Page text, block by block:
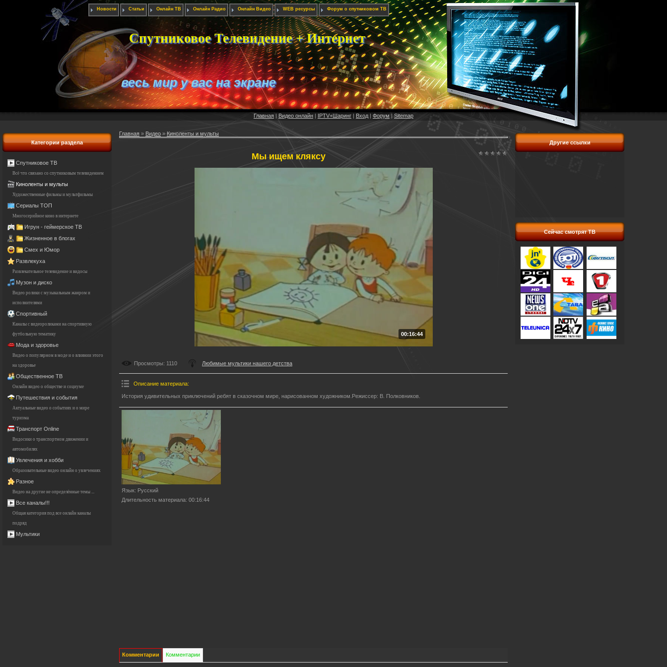
Новости Статьи Онлайн ТВ Онлайн Радио Онлайн Видео WEB ресурсы Форум о спутниковом ТВ
Спутниковое Телевидение + Интернет
весь мир у вас на экране
Главная | Видео онлайн | IPTV+Шаринг | Вход | Форум |Sitemap
Категории раздела
Спутниковое ТВ
Всё что связано со спутниковым телевидением
Киноленты и мульты
Художественные фильмы и мультфильмы
Сериалы ТОП
Многосерийное кино в интернете
Игрун - геймерское ТВ
Жизненное в блогах
Смех и Юмор
Развлекуха
Развлекательное телевидение и видосы
Музон и диско
Видео ролики с музыкальным жанром и
исполнителями
Спортивный
Каналы с видеороликами на спортивную
футбольную тематику
Мода и здоровье
Видео о популярном в моде и о влиянии этого
на здоровье
Общественное ТВ
Онлайн видео о обществе и социуме
Путешествия и события
Актуальные видео о событиях и о мире
туризма
Транспорт Online
Видосики о транспортном движении и
автомобилях
Увлечения и хобби
Образовательные видео онлайн о увлечениях
Разное
Видео на другие не определённые темы ...
Все каналы!!!
Общая категория под все онлайн каналы
подряд
Мультики
Главная » Видео » Киноленты и мульты
Мы ищем кляксу
00:16:44
Просмотры: 1110 Любимые мультики нашего детства
Описание материала:
История удивительных приключений ребят в сказочном мире, нарисованном художником.Режиссер: В. Полковников.
Язык: Русский
Длительность материала: 00:16:44
Комментарии Комментарии
Другие ссылки
Сейчас смотрят ТВ